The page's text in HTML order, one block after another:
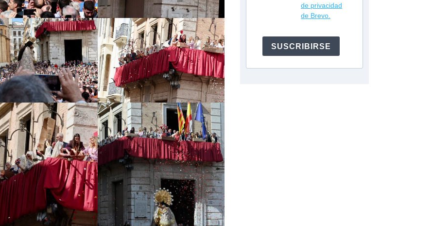
de privacidad
de Brevo.
SUSCRIBIRSE